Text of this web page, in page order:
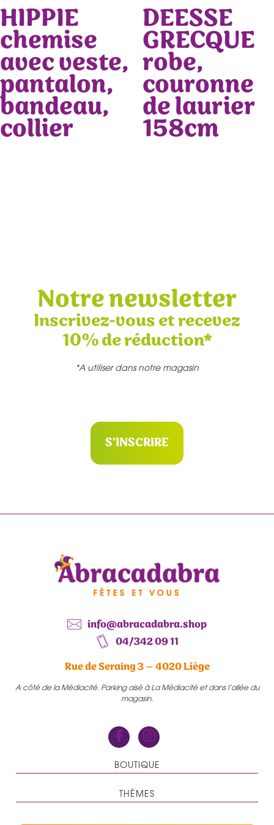
HIPPIE
chemise
avec veste,
pantalon,
bandeau,
collier
DEESSE
GRECQUE
robe,
couronne
de laurier
158cm
Notre newsletter
Inscrivez-vous et recevez
10% de réduction*
*A utiliser dans notre magasin
S'INSCRIRE
info@abracadabra.shop
04/342 09 11
Rue de Seraing 3 – 4020 Liège
A côté de la Médiacité. Parking aisé à La Médiacité et dans l’allée du
magasin.
BOUTIQUE
THÈMES